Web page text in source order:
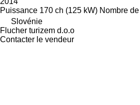
Puissance 170 ch (125 kW) Nombre
Slovénie
Flucher turizem d.o.o
Contacter le vendeur